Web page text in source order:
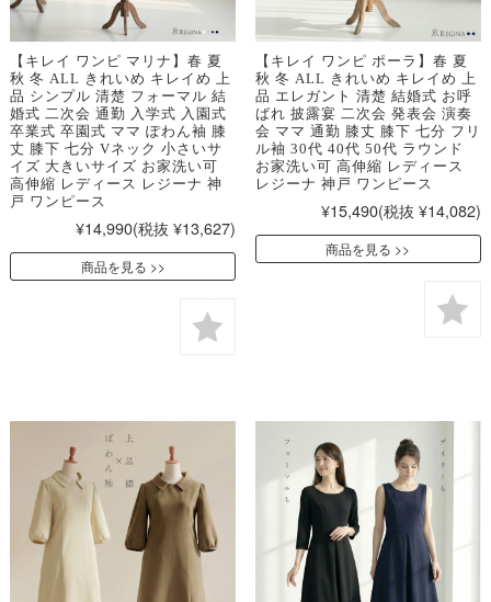
【キレイ ワンピ マリナ】春 夏
秋 冬 ALL きれいめ キレイめ 上
品 シンプル 清楚 フォーマル 結
婚式 二次会 通勤 入学式 入園式
卒業式 卒園式 ママ ぽわん袖 膝
丈 膝下 七分 Vネック 小さいサ
イズ 大きいサイズ お家洗い可
高伸縮 レディース レジーナ 神
戸 ワンピース
¥14,990(税抜 ¥13,627)
商品を見る
【キレイ ワンピ ポーラ】春 夏
秋 冬 ALL きれいめ キレイめ 上
品 エレガント 清楚 結婚式 お呼
ばれ 披露宴 二次会 発表会 演奏
会 ママ 通勤 膝丈 膝下 七分 フリ
ル袖 30代 40代 50代 ラウンド
お家洗い可 高伸縮 レディース
レジーナ 神戸 ワンピース
¥15,490(税抜 ¥14,082)
商品を見る